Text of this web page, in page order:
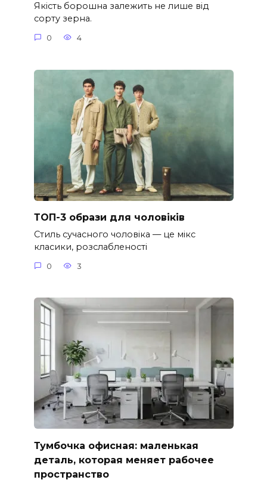
Якість борошна залежить не лише від
сорту зерна.
0 4
ТОП-3 образи для чоловіків
Стиль сучасного чоловіка — це мікс
класики, розслабленості
0 3
Тумбочка офисная: маленькая
деталь, которая меняет рабочее
пространство